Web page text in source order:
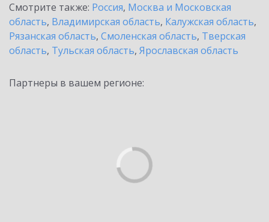
Смотрите также: Россия, Москва и Московская
область, Владимирская область, Калужская область,
Рязанская область, Смоленская область, Тверская
область, Тульская область, Ярославская область
Партнеры в вашем регионе: